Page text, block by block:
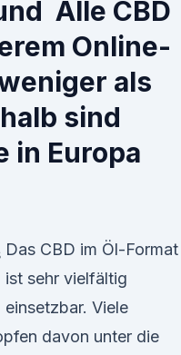
Alle CBD
Online-
als
sind
in Europa
Das CBD im Öl-Format
ist sehr vielfältig
einsetzbar. Viele
davon unter die